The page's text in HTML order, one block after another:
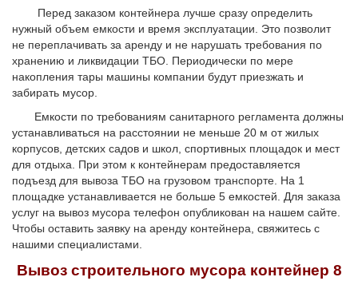
Перед заказом контейнера лучше сразу определить
нужный объем емкости и время эксплуатации. Это позволит
не переплачивать за аренду и не нарушать требования по
хранению и ликвидации ТБО. Периодически по мере
накопления тары машины компании будут приезжать и
забирать мусор.
Емкости по требованиям санитарного регламента должны
устанавливаться на расстоянии не меньше 20 м от жилых
корпусов, детских садов и школ, спортивных площадок и мест
для отдыха. При этом к контейнерам предоставляется
подъезд для вывоза ТБО на грузовом транспорте. На 1
площадке устанавливается не больше 5 емкостей. Для заказа
услуг на вывоз мусора телефон опубликован на нашем сайте.
Чтобы оставить заявку на аренду контейнера, свяжитесь с
нашими специалистами.
Вывоз строительного мусора контейнер 8